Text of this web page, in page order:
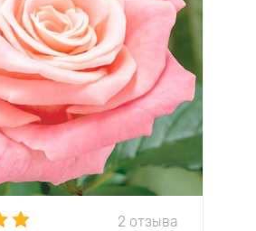
2 отзыва